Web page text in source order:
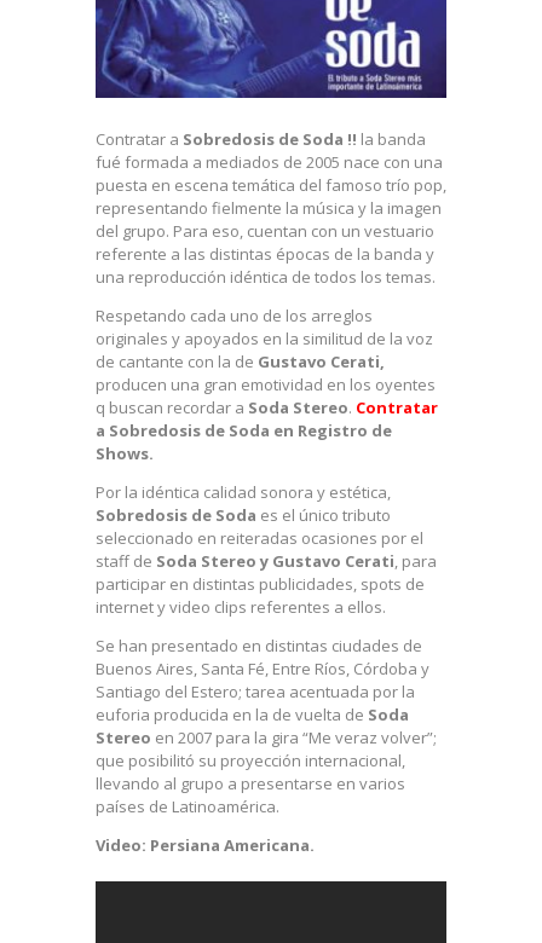
Contratar a Sobredosis de Soda !! la banda
fué formada a mediados de 2005 nace con una
puesta en escena temática del famoso trío pop,
representando fielmente la música y la imagen
del grupo. Para eso, cuentan con un vestuario
referente a las distintas épocas de la banda y
una reproducción idéntica de todos los temas.
Respetando cada uno de los arreglos
originales y apoyados en la similitud de la voz
de cantante con la de Gustavo Cerati,
producen una gran emotividad en los oyentes
q buscan recordar a Soda Stereo. Contratar
a Sobredosis de Soda en Registro de
Shows.
Por la idéntica calidad sonora y estética,
Sobredosis de Soda es el único tributo
seleccionado en reiteradas ocasiones por el
staff de Soda Stereo y Gustavo Cerati, para
participar en distintas publicidades, spots de
internet y video clips referentes a ellos.
Se han presentado en distintas ciudades de
Buenos Aires, Santa Fé, Entre Ríos, Córdoba y
Santiago del Estero; tarea acentuada por la
euforia producida en la de vuelta de Soda
Stereo en 2007 para la gira “Me veraz volver”;
que posibilitó su proyección internacional,
llevando al grupo a presentarse en varios
países de Latinoamérica.
Video: Persiana Americana.